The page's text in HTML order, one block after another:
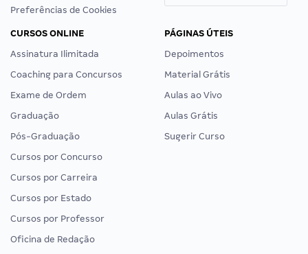
Preferências de Cookies
CURSOS ONLINE
Assinatura Ilimitada
Coaching para Concursos
Exame de Ordem
Graduação
Pós-Graduação
Cursos por Concurso
Cursos por Carreira
Cursos por Estado
Cursos por Professor
Oficina de Redação
PÁGINAS ÚTEIS
Depoimentos
Material Grátis
Aulas ao Vivo
Aulas Grátis
Sugerir Curso